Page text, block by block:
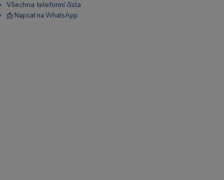
Všechna telefonní čísla
📩 Napsat na WhatsApp